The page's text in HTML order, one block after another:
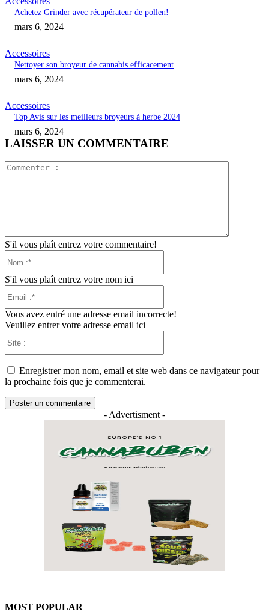
Achetez Grinder avec récupérateur de pollen!
mars 6, 2024
Accessoires
Nettoyer son broyeur de cannabis efficacement
mars 6, 2024
Accessoires
Top Avis sur les meilleurs broyeurs à herbe 2024
mars 6, 2024
LAISSER UN COMMENTAIRE
S'il vous plaît entrez votre commentaire!
S'il vous plaît entrez votre nom ici
Vous avez entré une adresse email incorrecte!
Veuillez entrer votre adresse email ici
Enregistrer mon nom, email et site web dans ce navigateur pour
la prochaine fois que je commenterai.
- Advertisment -
MOST POPULAR